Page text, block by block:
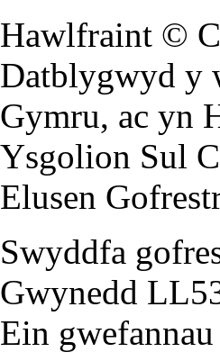
Hawlfraint ©
Datblygwyd y
Gymru, ac yn
Ysgolion Sul
Elusen
Swyddfa
Gwynedd
Ein